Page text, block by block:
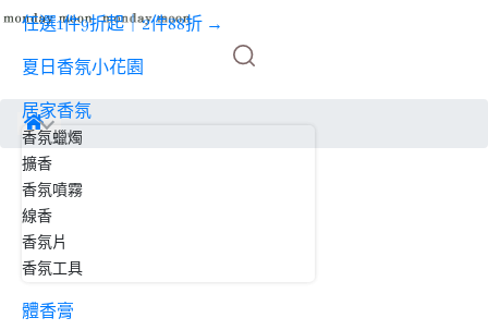
任選1件9折起｜2件88折 →
夏日香氛小花園
居家香氛
香氛蠟燭
擴香
香氛噴霧
線香
香氛片
香氛工具
體香膏